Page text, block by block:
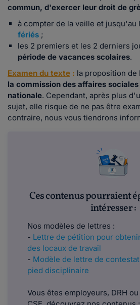
commun, d'exercer leur droit de
à compter de la veille et jusqu'au
fériés ;
les 2 premiers et les 2 derniers
période de vacances scolaires.
Examen du texte : la proposition de
la commission des affaires
nationale. Cependant, après plus
sujet, elle risque de ne pas être
contraire, nous vous tiendrons
Ces contenus pourraient
intéresser :
Nos modèles de lettres :
- Lettre de pétition pour
des locaux de travail
- Modèle de lettre de
pied disciplinaire
Vous êtes employeurs, DRH